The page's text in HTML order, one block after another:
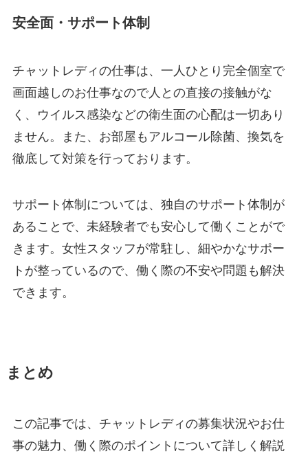
安全面・サポート体制
チャットレディの仕事は、一人ひとり完全個室で
画面越しのお仕事なので人との直接の接触がな
く、ウイルス感染などの衛生面の心配は一切あり
ません。また、お部屋もアルコール除菌、換気を
徹底して対策を行っております。
サポート体制については、独自のサポート体制が
あることで、未経験者でも安心して働くことがで
きます。女性スタッフが常駐し、細やかなサポー
トが整っているので、働く際の不安や問題も解決
できます。
まとめ
この記事では、チャットレディの募集状況やお仕
事の魅力、働く際のポイントについて詳しく解説